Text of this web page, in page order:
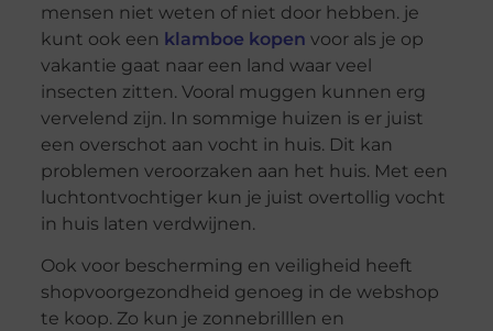
mensen niet weten of niet door hebben. je
kunt ook een klamboe kopen voor als je op
vakantie gaat naar een land waar veel
insecten zitten. Vooral muggen kunnen erg
vervelend zijn. In sommige huizen is er juist
een overschot aan vocht in huis. Dit kan
problemen veroorzaken aan het huis. Met een
luchtontvochtiger kun je juist overtollig vocht
in huis laten verdwijnen.
Ook voor bescherming en veiligheid heeft
shopvoorgezondheid genoeg in de webshop
te koop. Zo kun je zonnebrilllen en